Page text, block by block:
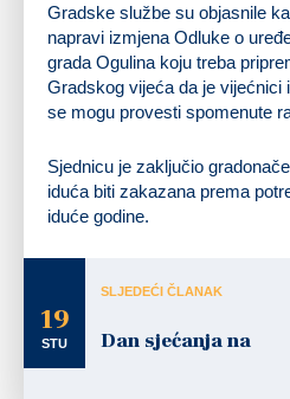
Gradske službe su objasnile
napravi izmjena Odluke o
grada Ogulina koju treba
Gradskog vijeća da je vijećnici
se mogu provesti spomenute
Sjednicu je zaključio
iduća biti zakazana prema
iduće godine.
19
STU
SLJEDEĆI ČLANAK
Dan sjećanja na